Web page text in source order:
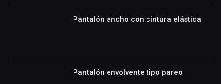
Pantalón ancho con cintura elástica
Pantalón envolvente tipo pareo